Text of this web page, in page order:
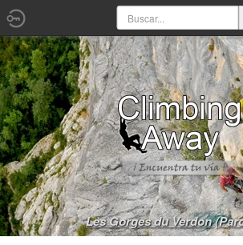
Les Gorges du Verdon